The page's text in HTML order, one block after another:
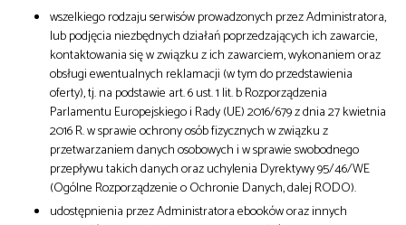
Turystyka i rekreacja
Architektura, inżynieria i budownictwo
wszelkiego rodzaju serwisów prowadzonych przez Administratora,
lub podjęcia niezbędnych działań poprzedzających ich zawarcie,
kontaktowania się w związku z ich zawarciem, wykonaniem oraz
obsługi ewentualnych reklamacji (w tym do przedstawienia
oferty), tj. na podstawie art. 6 ust. 1 lit. b Rozporządzenia
Parlamentu Europejskiego i Rady (UE) 2016/679 z dnia 27 kwietnia
2016 R. w sprawie ochrony osób fizycznych w związku z
przetwarzaniem danych osobowych i w sprawie swobodnego
przepływu takich danych oraz uchylenia Dyrektywy 95/46/WE
(Ogólne Rozporządzenie o Ochronie Danych, dalej RODO).
udostępnienia przez Administratora ebooków oraz innych